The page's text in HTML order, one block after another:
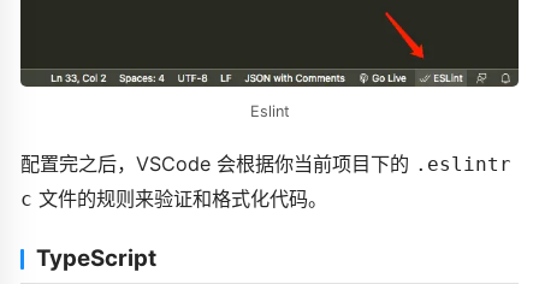
Eslint
配置完之后，VSCode 会根据你当前项目下的 .eslintr
c 文件的规则来验证和格式化代码。
TypeScript